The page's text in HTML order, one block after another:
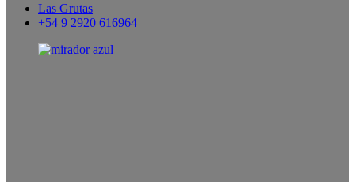
Las Grutas
+54 9 2920 616964